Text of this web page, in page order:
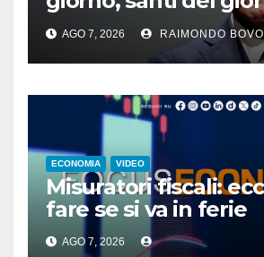
famosi, accadde
AGO 7, 2026 RAIMONDO
ECONOMIA VIDEO
Misuratori fiscali:
fare se si va in ferie
AGO 7, 2026